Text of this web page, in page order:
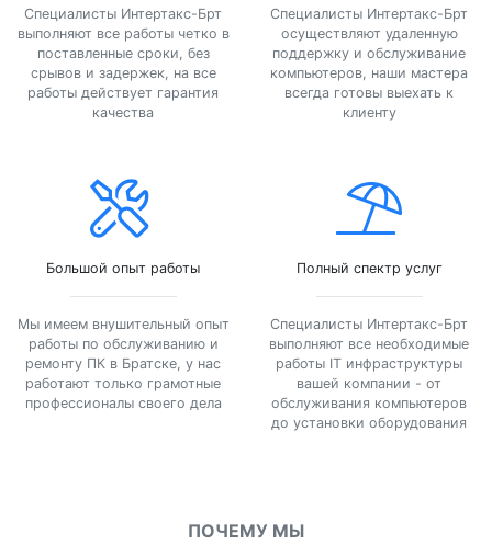
Специалисты Интертакс-Брт
выполняют все работы четко в
поставленные сроки, без
срывов и задержек, на все
работы действует гарантия
качества
Специалисты Интертакс-Брт
осуществляют удаленную
поддержку и обслуживание
компьютеров, наши мастера
всегда готовы выехать к
клиенту
Большой опыт работы
Мы имеем внушительный опыт
работы по обслуживанию и
ремонту ПК в Братске, у нас
работают только грамотные
профессионалы своего дела
Полный спектр услуг
Специалисты Интертакс-Брт
выполняют все необходимые
работы IT инфраструктуры
вашей компании - от
обслуживания компьютеров
до установки оборудования
ПОЧЕМУ МЫ